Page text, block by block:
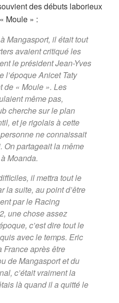
des débuts laborieux
Moule » :
Mangasport, il était tout
avaient critiqué les
le président Jean-Yves
l’époque Anicet Taty
de « Moule ». Les
même pas,
cherche sur le plan
et je rigolais à cette
ne connaissait
On partageait la même
Moanda.
il mettra tout le
la suite, au point d’être
par le Racing
une chose assez
c’est dire tout le
avec le temps. Eric
France après être
de Mangasport et du
c’était vraiment la
là quand il a quitté le